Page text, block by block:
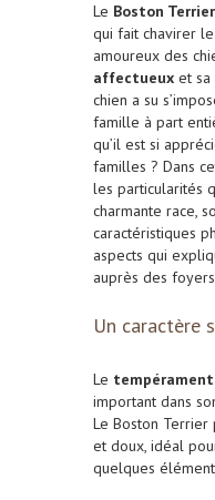
Le Boston Terrier
qui fait chavirer
amoureux des
affectueux et sa
chien a su
famille à part
qu’il est si
familles ? Dans
les particularités
charmante race,
caractéristiques
aspects qui
auprès des
Un caractère
Le tempérament
important dans
Le Boston Terrier
et doux, idéal
quelques